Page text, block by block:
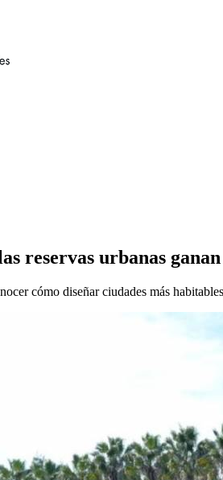
reservas urbanas
cómo diseñar ciudades más